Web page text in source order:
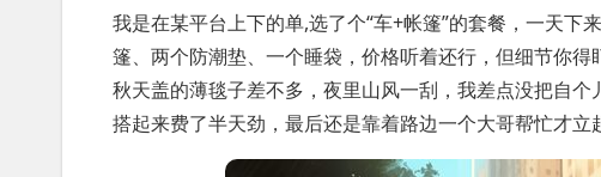
我是在某平台上下的单,选了个“车+帐篷”的套餐，一天
篷、两个防潮垫、一个睡袋，价格听着还行，但细节你
秋天盖的薄毯子差不多，夜里山风一刮，我差点没把自
搭起来费了半天劲，最后还是靠着路边一个大哥帮忙才立